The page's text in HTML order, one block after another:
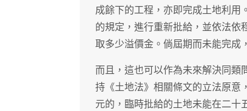
成餘下的工程，亦即完成土地利用
的規定，進行重新批給，並依法依
取多少溢價金。倘屆期而未能完成
而且，這也可以作為未來解決同類
持《土地法》相關條文的立法原意
元的，臨時批給的土地未能在二十